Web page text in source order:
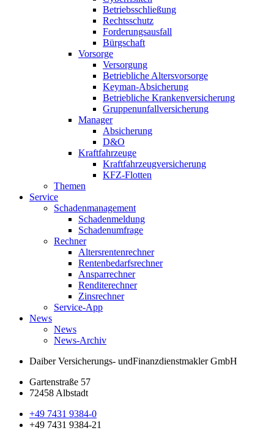
Betriebsschließung
Rechtsschutz
Forderungsausfall
Bürgschaft
Vorsorge
Versorgung
Betriebliche Altersvorsorge
Keyman-Absicherung
Betriebliche Krankenversicherung
Gruppenunfallversicherung
Manager
Absicherung
D&O
Kraftfahrzeuge
Kraftfahrzeugversicherung
KFZ-Flotten
Themen
Service
Schadenmanagement
Schadenmeldung
Schadenumfrage
Rechner
Altersrentenrechner
Rentenbedarfsrechner
Ansparrechner
Renditerechner
Zinsrechner
Service-App
News
News
News-Archiv
Daiber Versicherungs- undFinanzdienstmakler GmbH
Gartenstraße 57
72458 Albstadt
+49 7431 9384-0
+49 7431 9384-21